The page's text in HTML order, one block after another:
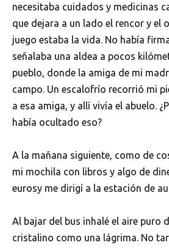
necesitaba cuidados y medicinas
que dejara a un lado el rencor y el
juego estaba la vida. No había
señalaba una aldea a pocos
pueblo, donde la amiga de mi
campo. Un escalofrío recorrió mi
a esa amiga, y allí vivía el abuelo.
había ocultado eso?
A la mañana siguiente, como de
mi mochila con libros y algo de
eurosy me dirigí a la estación de
Al bajar del bus inhalé el aire puro
cristalino como una lágrima. No